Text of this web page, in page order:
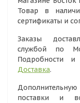
Товар в
сертификаты и
Заказы
службой по
Подробности и
Доставка.
поставки и